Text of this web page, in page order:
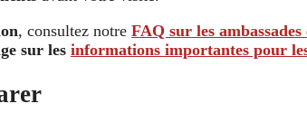
, consultez notre FAQ sur les
sur les informations importantes pour